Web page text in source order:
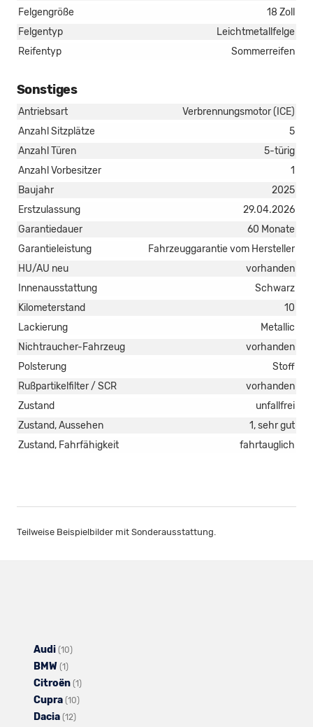
Felgengröße
18 Zoll
Felgentyp
Leichtmetallfelge
Reifentyp
Sommerreifen
Sonstiges
Antriebsart
Verbrennungsmotor (ICE)
Anzahl Sitzplätze
5
Anzahl Türen
5-türig
Anzahl Vorbesitzer
1
Baujahr
2025
Erstzulassung
29.04.2026
Garantiedauer
60 Monate
Garantieleistung
Fahrzeuggarantie vom Hersteller
HU/AU neu
vorhanden
Innenausstattung
Schwarz
Kilometerstand
10
Lackierung
Metallic
Nichtraucher-Fahrzeug
vorhanden
Polsterung
Stoff
Rußpartikelfilter / SCR
vorhanden
Zustand
unfallfrei
Zustand, Aussehen
1, sehr gut
Zustand, Fahrfähigkeit
fahrtauglich
Teilweise Beispielbilder mit Sonderausstattung.
Audi (10)
von
Audi
anzeigen
BMW (1)
Fahrzeuge
von
BMW
Citroën (1)
Cupra (10)
Dacia (12)